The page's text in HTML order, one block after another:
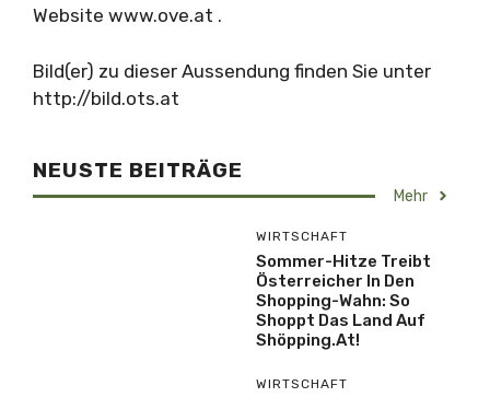
Website www.ove.at .
Bild(er) zu dieser Aussendung finden Sie unter
http://bild.ots.at
NEUSTE BEITRÄGE
Mehr
WIRTSCHAFT
Sommer-Hitze Treibt
Österreicher In Den
Shopping-Wahn: So
Shoppt Das Land Auf
Shöpping.at!
WIRTSCHAFT